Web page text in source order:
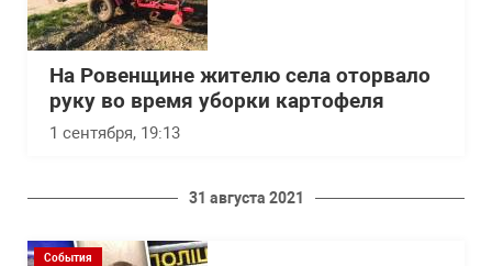
На Ровенщине жителю села оторвало
руку во время уборки картофеля
1 сентября, 19:13
31 августа 2021
События